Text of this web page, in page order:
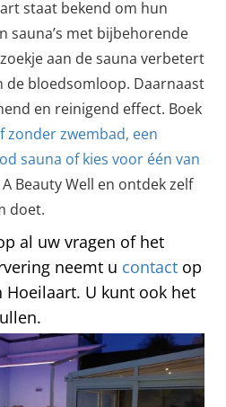
staat bekend om hun
sauna’s met bijbehorende
aan de sauna verbetert
de bloedsomloop. Daarnaast
en reinigend effect. Boek
zonder zwembad, een
sauna of kies voor één van
Beauty Well en ontdek zelf
doet.
al uw vragen of het
neemt u contact op
Hoeilaart. U kunt ook het